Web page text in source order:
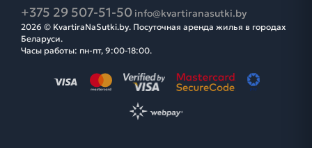
+375 29 507-51-50 info@kvartiranasutki.by
2026 © KvartiraNaSutki.by. Посуточная аренда жилья в городах
Беларуси.
Часы работы: пн-пт, 9:00-18:00.